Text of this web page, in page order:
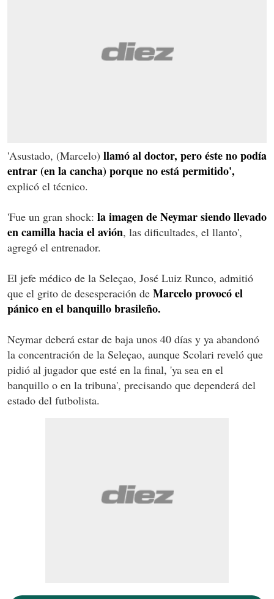
'Asustado, (Marcelo) llamó al doctor, pero éste no podía
entrar (en la cancha) porque no está permitido',
explicó el técnico.
'Fue un gran shock: la imagen de Neymar siendo llevado
en camilla hacia el avión, las dificultades, el llanto',
agregó el entrenador.
El jefe médico de la Seleçao, José Luiz Runco, admitió
que el grito de desesperación de Marcelo provocó el
pánico en el banquillo brasileño.
Neymar deberá estar de baja unos 40 días y ya abandonó
la concentración de la Seleçao, aunque Scolari reveló que
pidió al jugador que esté en la final, 'ya sea en el
banquillo o en la tribuna', precisando que dependerá del
estado del futbolista.